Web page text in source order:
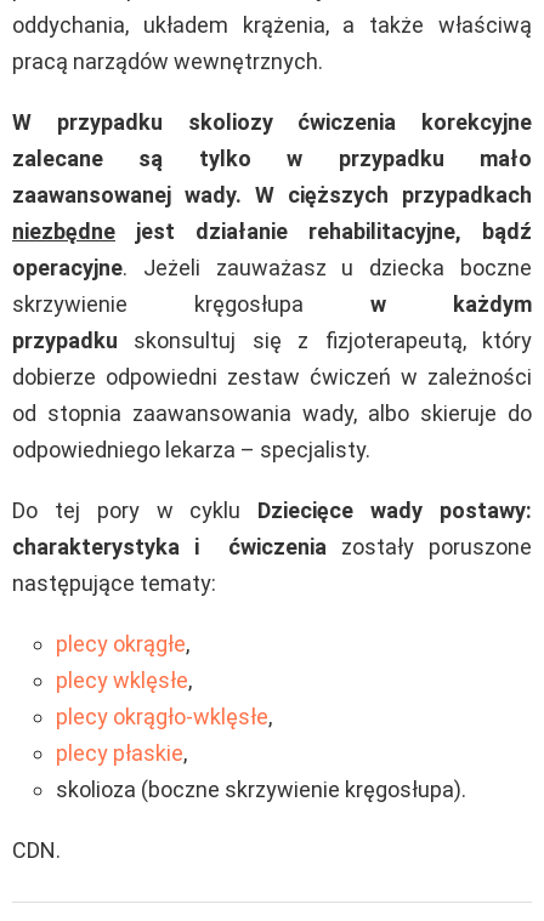
oddychania, układem krążenia, a także właściwą
pracą narządów wewnętrznych.
W przypadku skoliozy ćwiczenia korekcyjne
zalecane są tylko w przypadku mało
zaawansowanej wady. W cięższych przypadkach
niezbędne jest działanie rehabilitacyjne, bądź
operacyjne. Jeżeli zauważasz u dziecka boczne
skrzywienie kręgosłupa w każdym
przypadku skonsultuj się z fizjoterapeutą, który
dobierze odpowiedni zestaw ćwiczeń w zależności
od stopnia zaawansowania wady, albo skieruje do
odpowiedniego lekarza – specjalisty.
Do tej pory w cyklu Dziecięce wady postawy:
charakterystyka i ćwiczenia zostały poruszone
następujące tematy:
plecy okrągłe,
plecy wklęsłe,
plecy okrągło-wklęsłe,
plecy płaskie,
skolioza (boczne skrzywienie kręgosłupa).
CDN.